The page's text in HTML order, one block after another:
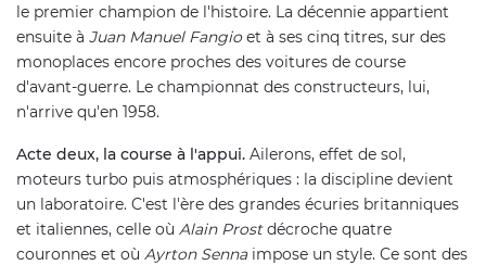
le premier champion de l'histoire. La décennie appartient
ensuite à Juan Manuel Fangioet à ses cinq titres, sur des
monoplaces encore proches des voitures de course
d'avant-guerre. Le championnat des constructeurs, lui,
n'arrive qu'en 1958.
Acte deux, la course à l'appui. Ailerons, effet de sol,
moteurs turbo puis atmosphériques : la discipline devient
un laboratoire. C'est l'ère des grandes écuries britanniques
et italiennes, celle où Alain Prostdécroche quatre
couronnes et où Ayrton Sennaimpose un style. Ce sont des